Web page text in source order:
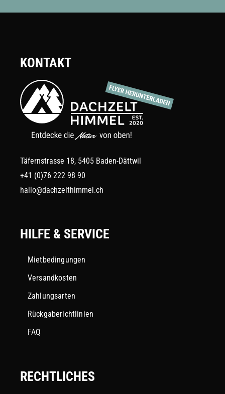
KONTAKT
Täfernstrasse 18, 5405 Baden-Dättwil
+41 (0)76 222 98 90
hallo@dachzelthimmel.ch
HILFE & SERVICE
Mietbedingungen
Versandkosten
Zahlungsarten
Rückgaberichtlinien
FAQ
RECHTLICHES